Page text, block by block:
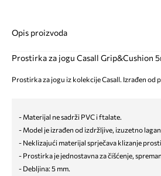
Opis proizvoda
Prostirka za jogu Casall Grip&Cushion
Prostirka za jogu iz kolekcije Casall. Izrađen od
- Materijal ne sadrži PVC i ftalate.
- Model je izrađen od izdržljive, izuzetno
- Neklizajući materijal sprječava klizanje
- Prostirka je jednostavna za čišćenje,
- Debljina: 5 mm.